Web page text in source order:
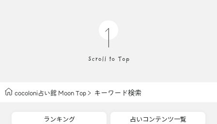
cocoloni占い館 Moon Top キーワード検索
ランキング
占いコンテンツ一覧